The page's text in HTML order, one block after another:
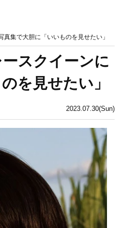
集で大胆に「いいものを見せたい」
2023.07.30(Sun)
スクイーンに
を見せたい」